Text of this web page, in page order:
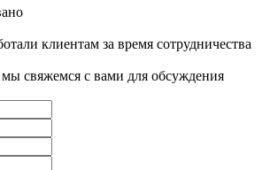
клиентам за время сотрудничества
мы свяжемся с вами для обсуждения